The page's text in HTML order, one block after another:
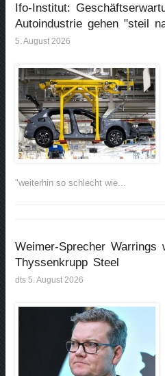
Ifo-Institut:
Autoindustrie gehen "steil
5. August 2026
"weiterhin so schlecht wie...
Weimer-Sprecher Warrings
Thyssenkrupp Steel
dts 5. August 2026